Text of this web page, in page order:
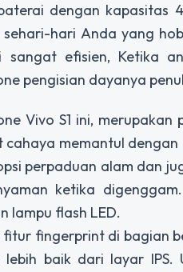
dengan kapasitas
hari Anda yang
efisien, Ketika
pengisian dayanya
Vivo S1 ini,
cahaya memantul
perpaduan alam dan
ketika
lampu flash LED.
fingerprint di bagian
lebih baik dari layar IPS.